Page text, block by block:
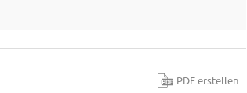
PDF erstellen